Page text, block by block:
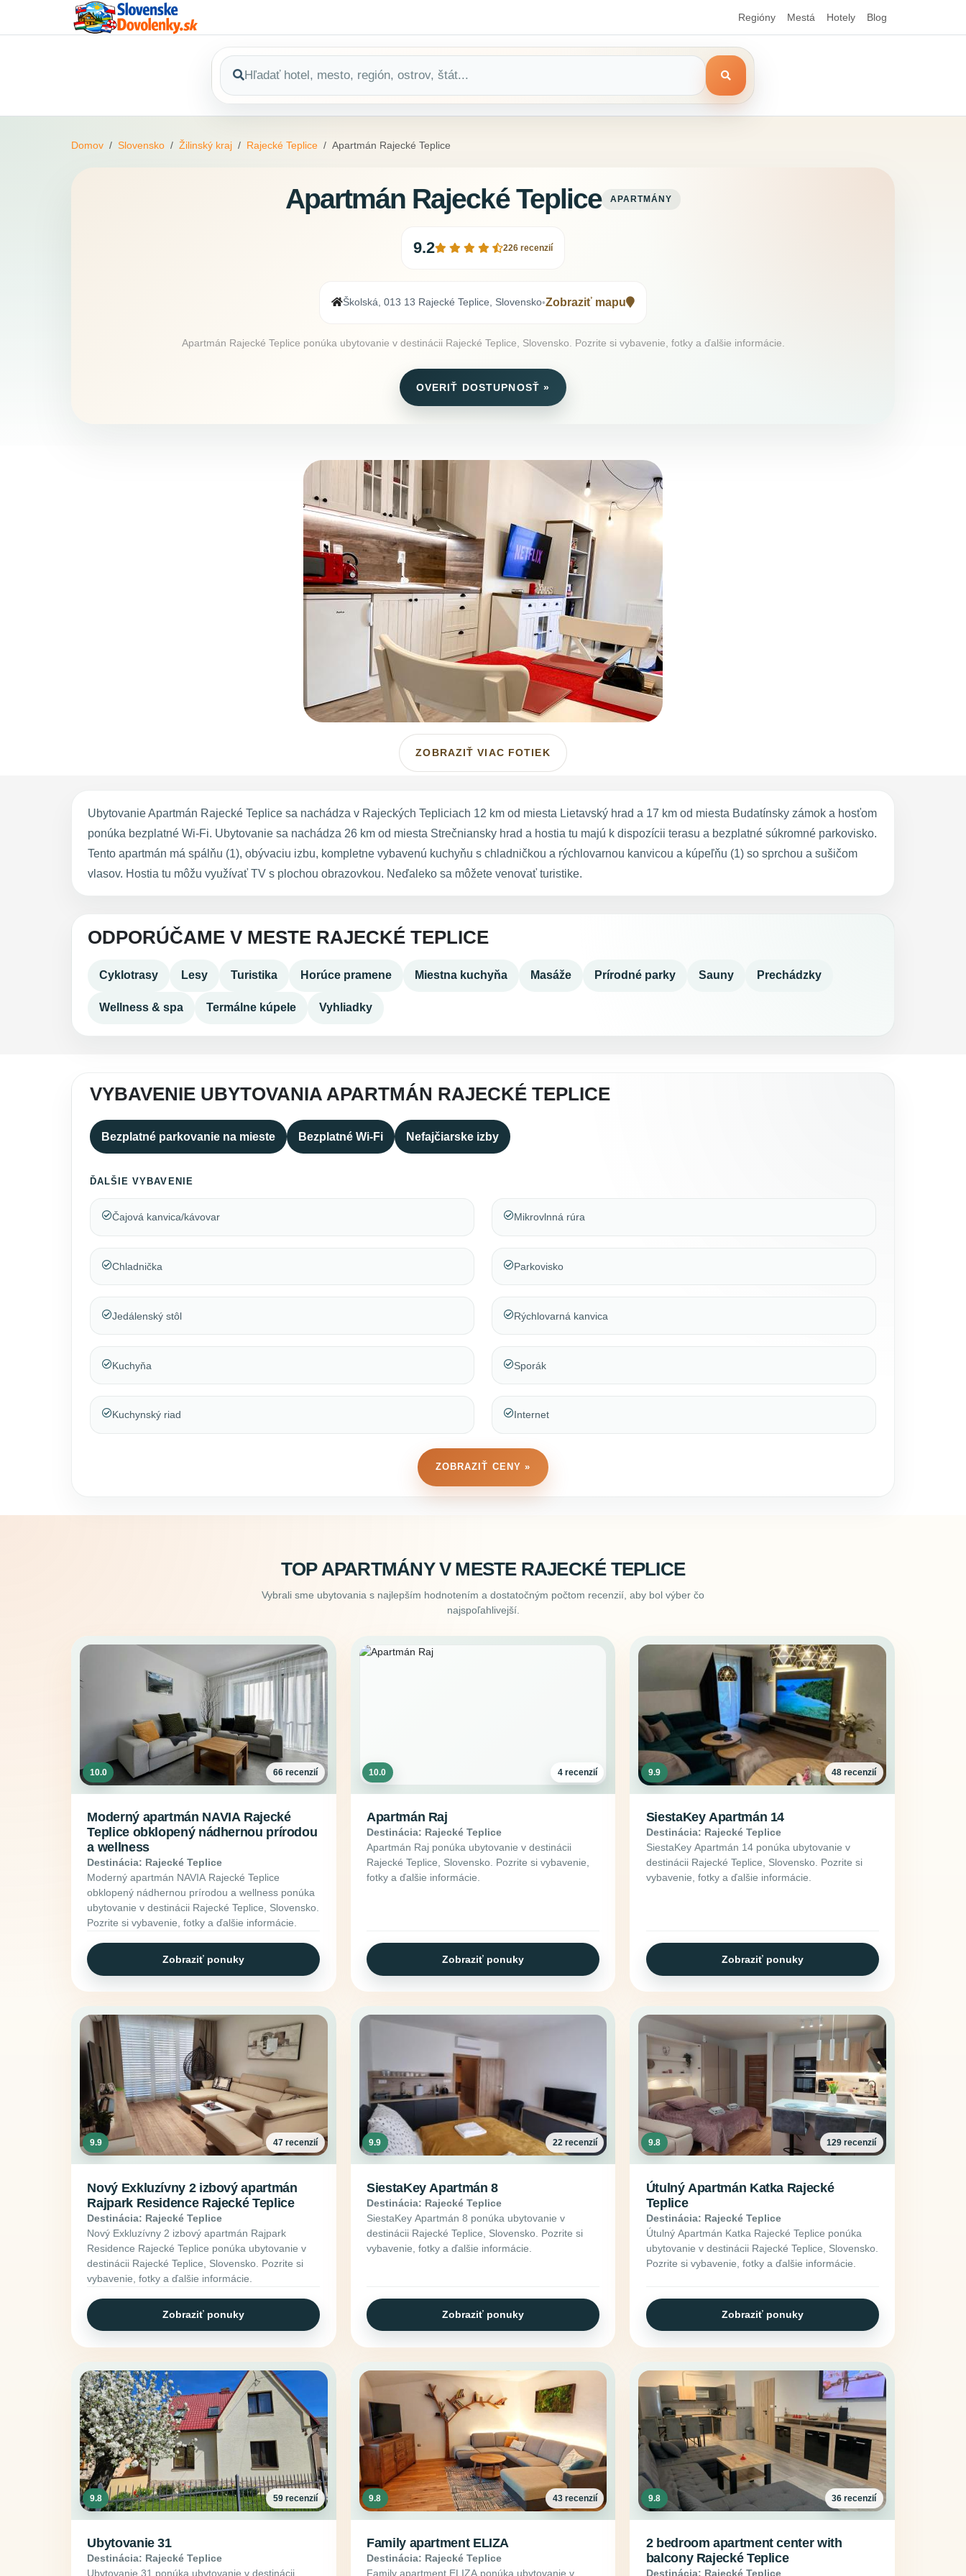
Regióny Mestá Hotely Blog
Domov Slovensko Žilinský kraj Rajecké Teplice Apartmán Rajecké Teplice
Apartmán Rajecké Teplice APARTMÁNY
9.2 226 recenzií
Školská, 013 13 Rajecké Teplice, Slovensko•Zobraziť mapu
Apartmán Rajecké Teplice ponúka ubytovanie v destinácii Rajecké Teplice, Slovensko. Pozrite si vybavenie, fotky a ďalšie informácie.
OVERIŤ DOSTUPNOSŤ »
ZOBRAZIŤ VIAC FOTIEK
Ubytovanie Apartmán Rajecké Teplice sa nachádza v Rajeckých Tepliciach 12 km od miesta Lietavský hrad a 17 km od miesta Budatínsky zámok a hosťom
ponúka bezplatné Wi-Fi. Ubytovanie sa nachádza 26 km od miesta Strečniansky hrad a hostia tu majú k dispozícii terasu a bezplatné súkromné parkovisko.
Tento apartmán má spálňu (1), obývaciu izbu, kompletne vybavenú kuchyňu s chladničkou a rýchlovarnou kanvicou a kúpeľňu (1) so sprchou a sušičom
vlasov. Hostia tu môžu využívať TV s plochou obrazovkou. Neďaleko sa môžete venovať turistike.
ODPORÚČAME V MESTE RAJECKÉ TEPLICE
Cyklotrasy Lesy Turistika Horúce pramene Miestna kuchyňa Masáže Prírodné parky Sauny Prechádzky
Wellness & spa Termálne kúpele Vyhliadky
VYBAVENIE UBYTOVANIA APARTMÁN RAJECKÉ TEPLICE
Bezplatné parkovanie na mieste Bezplatné Wi-Fi Nefajčiarske izby
ĎALŠIE VYBAVENIE
Čajová kanvica/kávovar
Chladnička
Jedálenský stôl
Kuchyňa
Kuchynský riad
Mikrovlnná rúra
Parkovisko
Rýchlovarná kanvica
Sporák
Internet
ZOBRAZIŤ CENY »
TOP APARTMÁNY V MESTE RAJECKÉ TEPLICE
Vybrali sme ubytovania s najlepším hodnotením a dostatočným počtom recenzií, aby bol výber čo
najspoľahlivejší.
10.0 66 recenzií
Moderný apartmán NAVIA Rajecké
Teplice obklopený nádhernou prírodou
a wellness
Destinácia: Rajecké Teplice
Moderný apartmán NAVIA Rajecké Teplice
obklopený nádhernou prírodou a wellness ponúka
ubytovanie v destinácii Rajecké Teplice, Slovensko.
Pozrite si vybavenie, fotky a ďalšie informácie.
Zobraziť ponuky
10.0 4 recenzií
Apartmán Raj
Destinácia: Rajecké Teplice
Apartmán Raj ponúka ubytovanie v destinácii
Rajecké Teplice, Slovensko. Pozrite si vybavenie,
fotky a ďalšie informácie.
Zobraziť ponuky
9.9 48 recenzií
SiestaKey Apartmán 14
Destinácia: Rajecké Teplice
SiestaKey Apartmán 14 ponúka ubytovanie v
destinácii Rajecké Teplice, Slovensko. Pozrite si
vybavenie, fotky a ďalšie informácie.
Zobraziť ponuky
9.9 47 recenzií
Nový Exkluzívny 2 izbový apartmán
Rajpark Residence Rajecké Teplice
Destinácia: Rajecké Teplice
Nový Exkluzívny 2 izbový apartmán Rajpark
Residence Rajecké Teplice ponúka ubytovanie v
destinácii Rajecké Teplice, Slovensko. Pozrite si
vybavenie, fotky a ďalšie informácie.
Zobraziť ponuky
9.9 22 recenzií
SiestaKey Apartmán 8
Destinácia: Rajecké Teplice
SiestaKey Apartmán 8 ponúka ubytovanie v
destinácii Rajecké Teplice, Slovensko. Pozrite si
vybavenie, fotky a ďalšie informácie.
Zobraziť ponuky
9.8 129 recenzií
Útulný Apartmán Katka Rajecké
Teplice
Destinácia: Rajecké Teplice
Útulný Apartmán Katka Rajecké Teplice ponúka
ubytovanie v destinácii Rajecké Teplice, Slovensko.
Pozrite si vybavenie, fotky a ďalšie informácie.
Zobraziť ponuky
9.8 59 recenzií
Ubytovanie 31
Destinácia: Rajecké Teplice
Ubytovanie 31 ponúka ubytovanie v destinácii
9.8 43 recenzií
Family apartment ELIZA
Destinácia: Rajecké Teplice
Family apartment ELIZA ponúka ubytovanie v
9.8 36 recenzií
2 bedroom apartment center with
balcony Rajecké Teplice
Destinácia: Rajecké Teplice